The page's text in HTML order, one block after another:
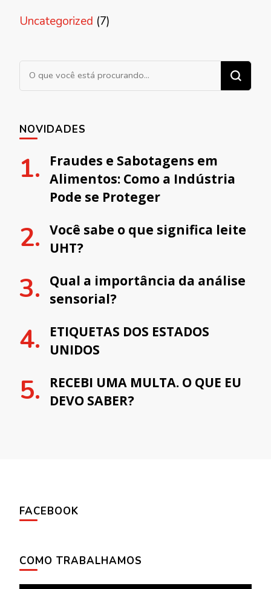
Uncategorized (7)
Procurando algo?
NOVIDADES
Fraudes e Sabotagens em
Alimentos: Como a Indústria
Pode se Proteger
Você sabe o que significa leite
UHT?
Qual a importância da análise
sensorial?
ETIQUETAS DOS ESTADOS
UNIDOS
RECEBI UMA MULTA. O QUE EU
DEVO SABER?
FACEBOOK
COMO TRABALHAMOS